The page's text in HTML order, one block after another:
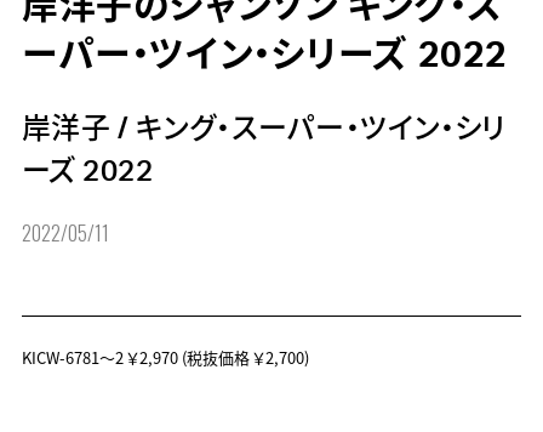
岸洋子のシャンソン キング・ス
ーパー・ツイン・シリーズ 2022
岸洋子 / キング・スーパー・ツイン・シリ
ーズ 2022
2022/05/11
KICW-6781～2￥2,970(税抜価格 ￥2,700)